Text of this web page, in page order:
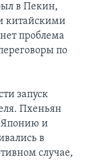
в Пекин,
китайскими
проблема
по
запуск
Пхеньян
Японию и
в
случае,